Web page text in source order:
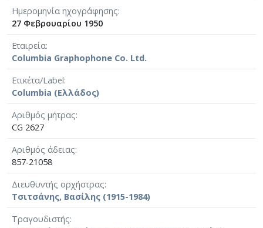
Ημερομηνία ηχογράφησης
27 Φεβρουαρίου 1950
Εταιρεία
Columbia Graphophone Co. Ltd.
Ετικέτα/Label
Columbia (Ελλάδος)
Αριθμός μήτρας
CG 2627
Αριθμός άδειας
857-21058
Διευθυντής ορχήστρας
Τσιτσάνης, Βασίλης (1915-1984)
Τραγουδιστής